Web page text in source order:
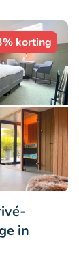
korting
in